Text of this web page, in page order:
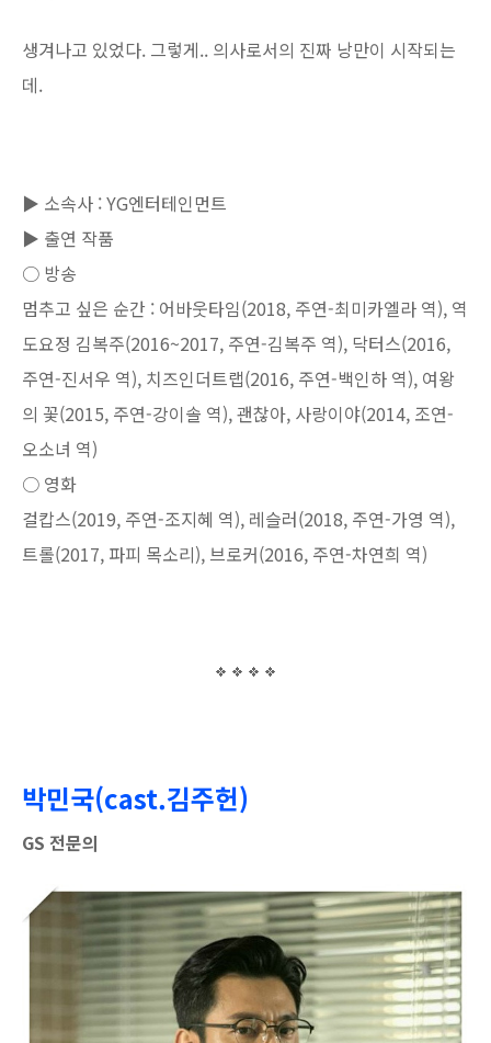
생겨나고 있었다. 그렇게.. 의사로서의 진짜 낭만이 시작되는
데.
▶ 소속사 : YG엔터테인먼트
▶ 출연 작품
○ 방송
멈추고 싶은 순간 : 어바웃타임(2018, 주연-최미카엘라 역), 역
도요정 김복주(2016~2017, 주연-김복주 역), 닥터스(2016,
주연-진서우 역), 치즈인더트랩(2016, 주연-백인하 역), 여왕
의 꽃(2015, 주연-강이솔 역), 괜찮아, 사랑이야(2014, 조연-
오소녀 역)
○ 영화
걸캅스(2019, 주연-조지혜 역), 레슬러(2018, 주연-가영 역),
트롤(2017, 파피 목소리), 브로커(2016, 주연-차연희 역)
박민국(cast.김주헌)
GS 전문의